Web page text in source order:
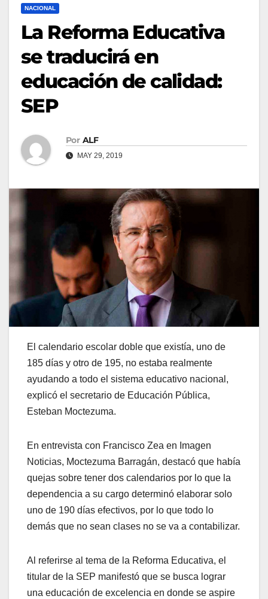
NACIONAL
La Reforma Educativa
se traducirá en
educación de calidad:
SEP
Por ALF
MAY 29, 2019
El calendario escolar doble que existía, uno de
185 días y otro de 195, no estaba realmente
ayudando a todo el sistema educativo nacional,
explicó el secretario de Educación Pública,
Esteban Moctezuma.
En entrevista con Francisco Zea en Imagen
Noticias, Moctezuma Barragán, destacó que había
quejas sobre tener dos calendarios por lo que la
dependencia a su cargo determinó elaborar solo
uno de 190 días efectivos, por lo que todo lo
demás que no sean clases no se va a contabilizar.
Al referirse al tema de la Reforma Educativa, el
titular de la SEP manifestó que se busca lograr
una educación de excelencia en donde se aspire